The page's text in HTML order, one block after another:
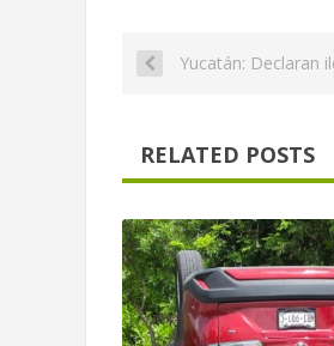
Yucatán: Declaran
RELATED POSTS